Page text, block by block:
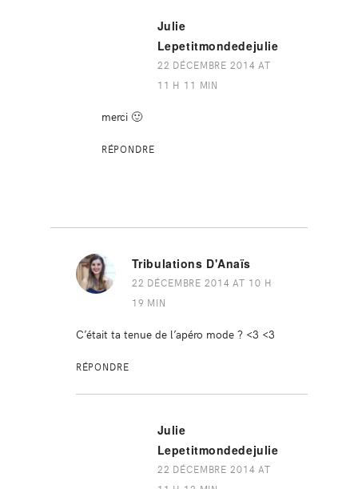
Julie
Lepetitmondedejulie
22 DÉCEMBRE 2014 AT
11 H 11 MIN
merci 🙂
RÉPONDRE
Tribulations D'Anaïs
22 DÉCEMBRE 2014 AT 10 H
19 MIN
C’était ta tenue de l’apéro mode ? <3 <3
RÉPONDRE
Julie
Lepetitmondedejulie
22 DÉCEMBRE 2014 AT